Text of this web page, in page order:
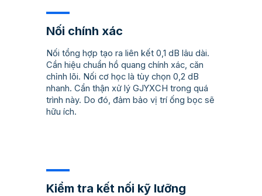
Nối chính xác
Nối tổng hợp tạo ra liên kết 0,1 dB lâu dài.
Cần hiệu chuẩn hồ quang chính xác, căn
chỉnh lõi. Nối cơ học là tùy chọn 0,2 dB
nhanh. Cẩn thận xử lý GJYXCH trong quá
trình này. Do đó, đảm bảo vị trí ống bọc sẽ
hữu ích.
Kiểm tra kết nối kỹ lưỡng